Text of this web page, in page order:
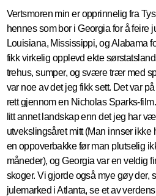
Vertsmoren min er opprinnelig fra
hennes som bor i Georgia for å feire
Louisiana, Mississippi, og Alabama
fikk virkelig opplevd ekte
trehus, sumper, og svære trær med
var noe av det jeg fikk sett. Det var
rett gjennom en Nicholas Sparks-
litt annet landskap enn det jeg har
utvekslingsåret mitt (Man innser ikke
en oppoverbakke før man plutselig
måneder), og Georgia var en veldig
skoger. Vi gjorde også mye gøy der,
julemarked i Atlanta, se et av